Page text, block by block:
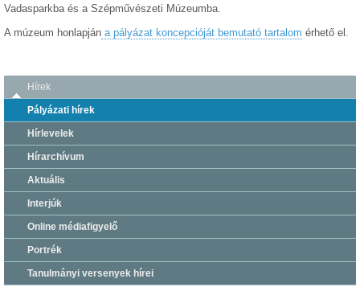
Vadasparkba és a Szépművészeti Múzeumba.
A múzeum honlapján a pályázat koncepcióját bemutató tartalom érhető el.
Hírek
Pályázati hírek
Hírlevelek
Hírarchívum
Aktuális
Interjúk
Online médiafigyelő
Portrék
Tanulmányi versenyek hírei